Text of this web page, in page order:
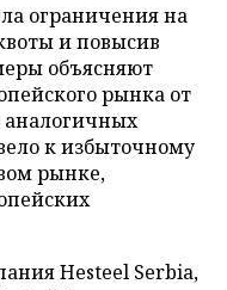
ограничения на
и повысив
объясняют
рынка от
аналогичных
к избыточному
рынке,
Hesteel Serbia,